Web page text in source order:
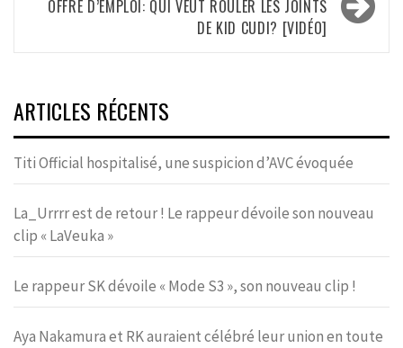
OFFRE D’EMPLOI: QUI VEUT ROULER LES JOINTS
DE KID CUDI? [VIDÉO]
ARTICLES RÉCENTS
Titi Official hospitalisé, une suspicion d’AVC évoquée
La_Urrrr est de retour ! Le rappeur dévoile son nouveau
clip « LaVeuka »
Le rappeur SK dévoile « Mode S3 », son nouveau clip !
Aya Nakamura et RK auraient célébré leur union en toute